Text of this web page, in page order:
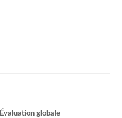
Évaluation globale